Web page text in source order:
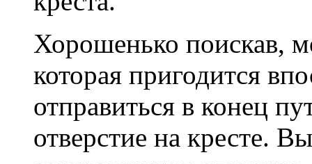
Хорошенько поискав,
которая пригодится
отправиться в конец
отверстие на кресте.